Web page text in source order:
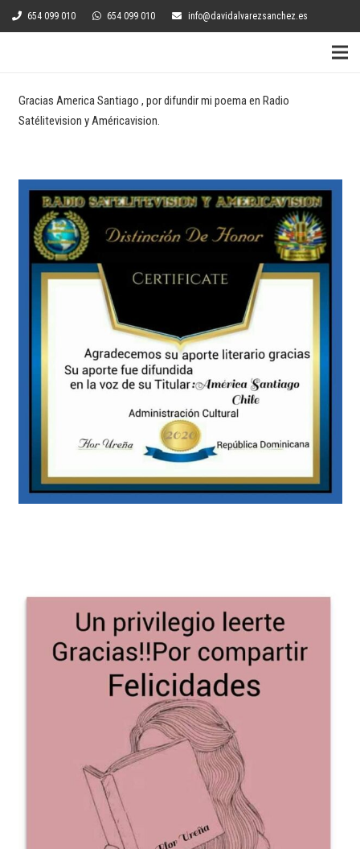
654 099 010 654 099 010 info@davidalvarezsanchez.es
Gracias America Santiago , por difundir mi poema en Radio
Satélitevision y Américavision.